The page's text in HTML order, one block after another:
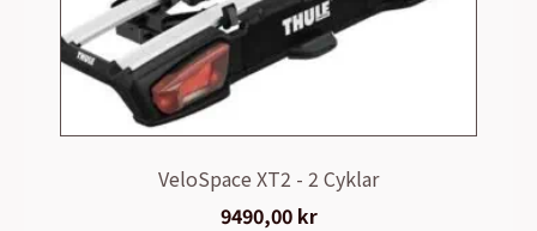
VeloSpace XT2 - 2 Cyklar
9490,00 kr